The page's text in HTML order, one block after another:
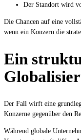
Der Standort wird
Die Chancen auf eine
wenn ein Konzern die
Ein
Der Fall wirft eine
Konzerne gegenüber den
Während globale